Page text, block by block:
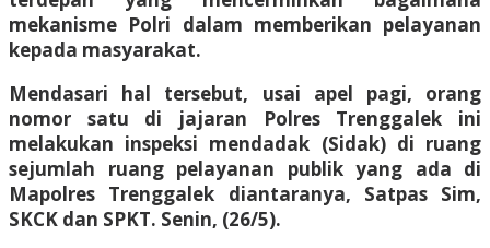
mekanisme Polri dalam memberikan pelayanan
kepada masyarakat.
Mendasari hal tersebut, usai apel pagi, orang
nomor satu di jajaran Polres Trenggalek ini
melakukan inspeksi mendadak (Sidak) di ruang
sejumlah ruang pelayanan publik yang ada di
Mapolres Trenggalek diantaranya, Satpas Sim,
SKCK dan SPKT. Senin, (26/5).